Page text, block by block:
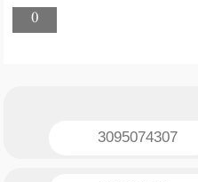
0
3095074307